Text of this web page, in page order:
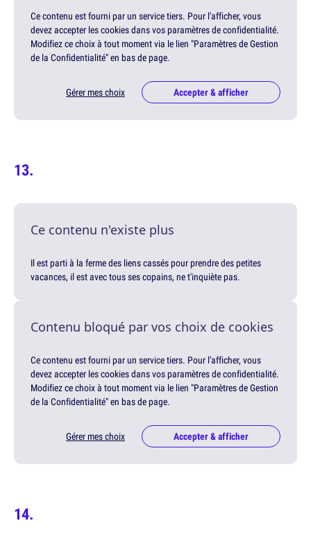
Ce contenu est fourni par un service tiers. Pour l'afficher, vous
devez accepter les cookies dans vos paramètres de confidentialité.
Modifiez ce choix à tout moment via le lien "Paramètres de Gestion
de la Confidentialité" en bas de page.
Gérer mes choix Accepter & afficher
Ce contenu n'existe plus
Il est parti à la ferme des liens cassés pour prendre des petites
vacances, il est avec tous ses copains, ne t'inquiète pas.
Contenu bloqué par vos choix de cookies
Ce contenu est fourni par un service tiers. Pour l'afficher, vous
devez accepter les cookies dans vos paramètres de confidentialité.
Modifiez ce choix à tout moment via le lien "Paramètres de Gestion
de la Confidentialité" en bas de page.
Gérer mes choix Accepter & afficher